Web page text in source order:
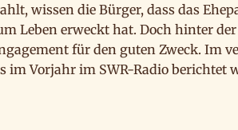
wissen die Bürger, dass das
Leben erweckt hat. Doch hinter
für den guten Zweck. Im
Vorjahr im SWR-Radio berichtet